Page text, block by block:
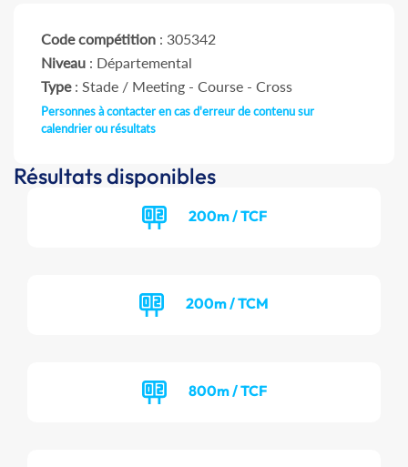
Code compétition : 305342
Niveau : Départemental
Type: Stade / Meeting - Course - Cross
Personnes à contacter en cas d'erreur de contenu sur
calendrier ou résultats
Résultats disponibles
200m / TCF
200m / TCM
800m / TCF